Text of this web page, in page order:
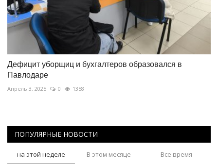
Дефицит уборщиц и бухгалтеров образовался в
Павлодаре
Апрель 3, 2025 0 1358
ПОПУЛЯРНЫЕ НОВОСТИ
на этой неделе В этом месяце Все время